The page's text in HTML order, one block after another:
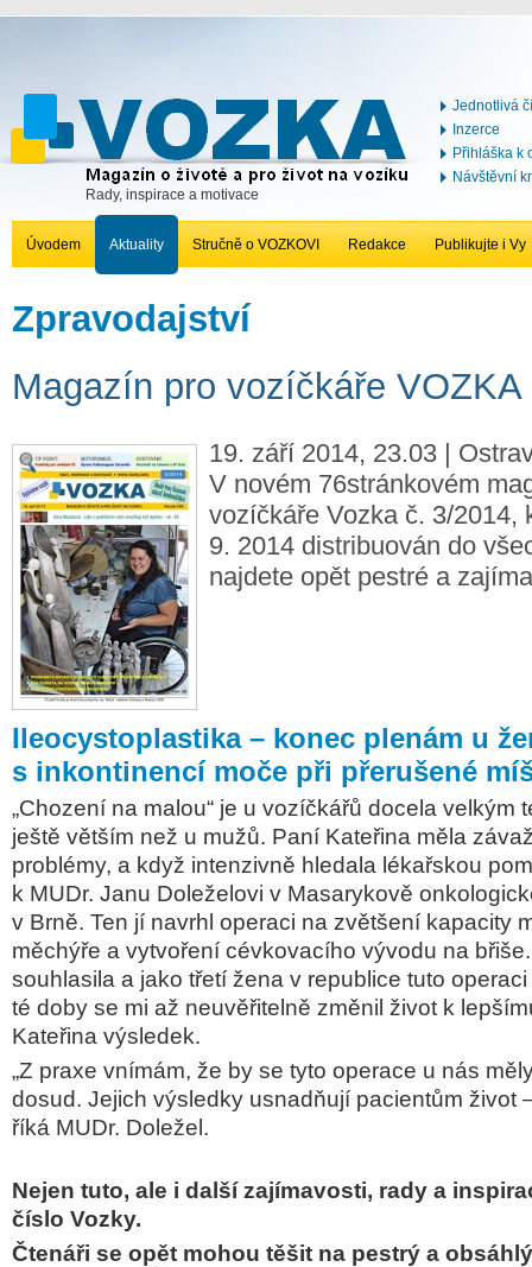
Rady, inspirace a motivace
Jednotlivá
Inzerce
Přihláška k
Návštěvní
Úvodem Aktuality Stručně o VOZKOVI Redakce Publikujte i Vy
Zpravodajství
Magazín pro vozíčkáře VOZKA
19. září 2014, 23.03 |
V novém 76stránkovém
vozíčkáře Vozka č. 3/2014,
9. 2014 distribuován do
najdete opět pestré a
Ileocystoplastika – konec plenám u
s inkontinencí moče při přerušené
„Chození na malou“ je u vozíčkářů docela velkým
ještě větším než u mužů. Paní Kateřina měla
problémy, a když intenzivně hledala lékařskou
k MUDr. Janu Doleželovi v Masarykově
v Brně. Ten jí navrhl operaci na zvětšení kapacity
měchýře a vytvoření cévkovacího vývodu na
souhlasila a jako třetí žena v republice tuto operaci
té doby se mi až neuvěřitelně změnil život k
Kateřina výsledek.
„Z praxe vnímám, že by se tyto operace u nás
dosud. Jejich výsledky usnadňují pacientům život
říká MUDr. Doležel.
Nejen tuto, ale i další zajímavosti, rady a
číslo Vozky.
Čtenáři se opět mohou těšit na pestrý a